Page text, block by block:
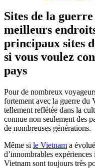
Sites de la
meilleurs
principaux sites
si vous voulez
pays
Pour de nombreux
fortement avec la guerre du
tellement reflétée dans la
connue non seulement des
de nombreuses générations.
Même si le Vietnam a
d’innombrables
Vietnam sont toujours très